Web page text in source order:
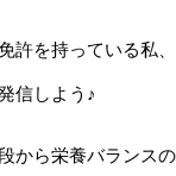
許を持っている私
信しよう♪
から栄養バランス